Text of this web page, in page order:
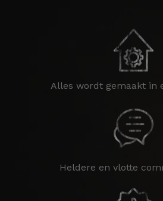
Alles wordt gemaakt in
Heldere en vlotte